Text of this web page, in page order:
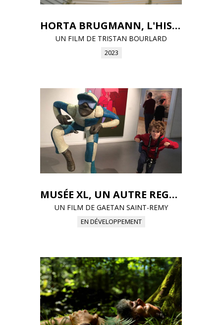
HORTA BRUGMANN, L'HISTOIRE D'UN HÔPITAL
UN FILM DE TRISTAN BOURLARD
2023
MUSÉE XL, UN AUTRE REGARD
UN FILM DE GAETAN SAINT-REMY
EN DÉVELOPPEMENT